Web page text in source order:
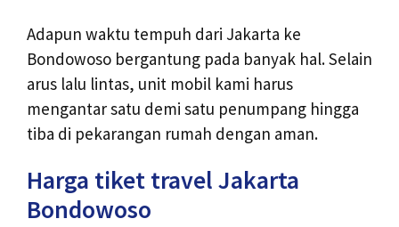
Adapun waktu tempuh dari Jakarta ke
Bondowoso bergantung pada banyak hal. Selain
arus lalu lintas, unit mobil kami harus
mengantar satu demi satu penumpang hingga
tiba di pekarangan rumah dengan aman.
Harga tiket travel Jakarta
Bondowoso